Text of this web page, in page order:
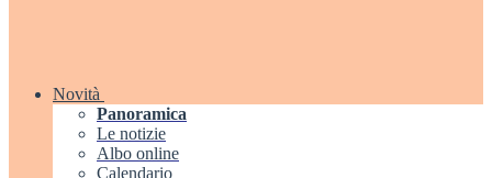
Novità
Panoramica
Le notizie
Albo online
Calendario